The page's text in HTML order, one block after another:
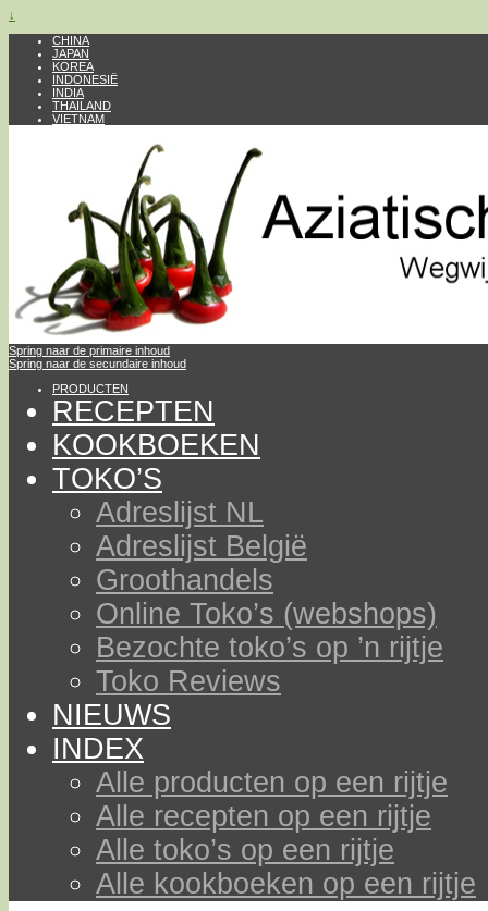
↓
CHINA
JAPAN
KOREA
INDONESIË
INDIA
THAILAND
VIETNAM
Spring naar de primaire inhoud
Spring naar de secundaire inhoud
PRODUCTEN
RECEPTEN
KOOKBOEKEN
TOKO’S
Adreslijst NL
Adreslijst België
Groothandels
Online Toko’s (webshops)
Bezochte toko’s op ’n rijtje
Toko Reviews
NIEUWS
INDEX
Alle producten op een rijtje
Alle recepten op een rijtje
Alle toko’s op een rijtje
Alle kookboeken op een rijtje